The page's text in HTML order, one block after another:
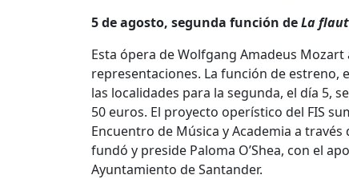
5 de agosto, segunda función deLa
Esta ópera de Wolfgang Amadeus
representaciones. La función de estreno,
las localidades para la segunda, el día 5,
50 euros. El proyecto operístico del FIS
Encuentro de Música y Academia a través
fundó y preside Paloma O’Shea, con el
Ayuntamiento de Santander.